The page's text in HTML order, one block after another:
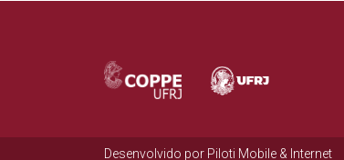
Desenvolvido por Piloti Mobile & Internet